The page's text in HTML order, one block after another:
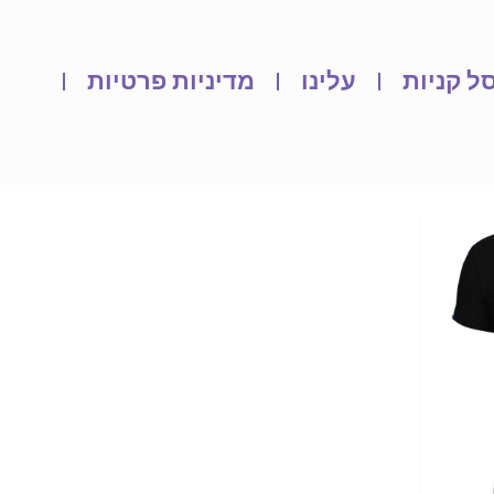
קניות עלינו
מדיניות פרטיות